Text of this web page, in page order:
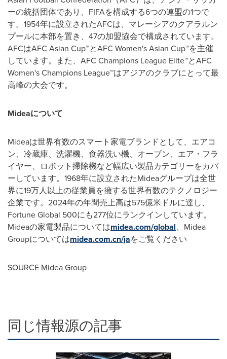
ーの統括団体であり、 FIFAを構成する6つの連盟の1つで
す。 1954年に設立されたAFCは、マレーシアのクアラルン
プールに本部を置き、 47の加盟協会で構成されています。
AFCはAFC Asian Cup™とAFC Women's Asian Cup™を主催
しています。また、 AFC Champions League Elite™とAFC
Women's Champions League™はアジアのクラブにとって最
高峰の大会です。
Mideaについて
Mideaは世界有数のスマート家電ブランドとして、エアコ
ン、冷蔵庫、洗濯機、食器洗い機、オーブン、エア・フラ
イヤー、ロボット掃除機など幅広い製品カテゴリーをカバ
ーしています。 1968年に設立されたMideaグループは全世
界に19万人以上の従業員を擁する世界有数のテクノロジー
企業です。 2024年の年間売上高は575億米ドルに達し、
Fortune Global 500にも277位にランクインしています。
Mideaの家電製品についてはmidea.com/global、 Midea
Groupについてはmidea.com.cn/jaをご覧ください
SOURCE Midea Group
同じ情報源の記事